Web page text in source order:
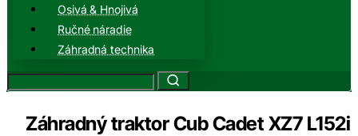
Osivá & Hnojivá
Ručné náradie
Záhradná technika
Záhradný traktor Cub Cadet XZ7 L152i